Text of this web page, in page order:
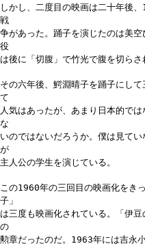
しかし、二度目の映画は二十年後
戦
争があった。踊子を演じたのは美
役
は後に「切腹」で竹光で腹を切らさ
その六年後、鰐淵晴子を踊子にし
て
人気はあったが、あまり日本的で
な
いのではないだろうか。僕は見て
が
主人公の学生を演じている。
この1960年の三回目の映画化をき
子」
は三度も映画化されている。「伊
の
勲章だったのだ。1963年には吉永